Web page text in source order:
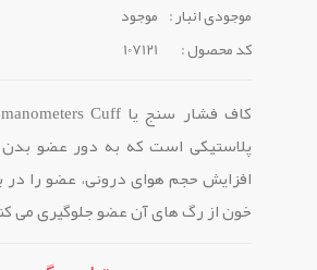
موجودی انبار : موجود
کد محصول :
107121
پلاستیکی است که به دور عضو
افزایش حجم هوای درونی، عضو را در
خون از رگ های آن عضو جلوگیری می